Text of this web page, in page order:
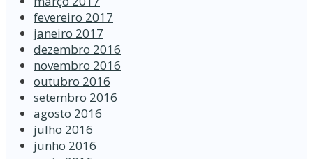
fevereiro 2017
janeiro 2017
dezembro 2016
novembro 2016
outubro 2016
setembro 2016
agosto 2016
julho 2016
junho 2016